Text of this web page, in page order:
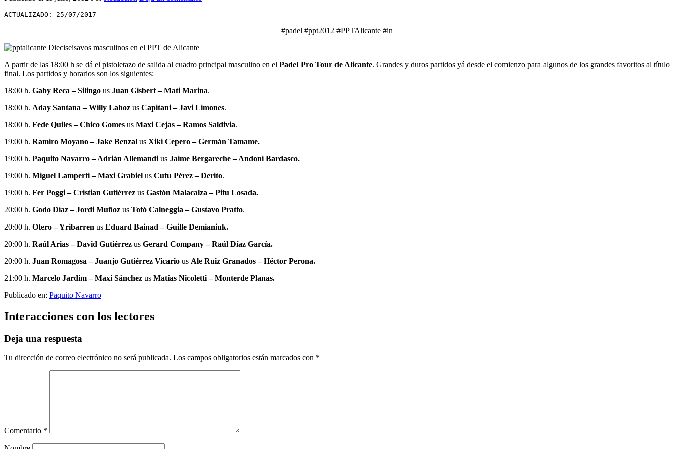
ACTUALIZADO: 25/07/2017
#padel #ppt2012 #PPTAlicante #in
A partir de las 18:00 h se dá el pistoletazo de salida al cuadro principal masculino en elPadel Pro Tour de Alicante. Grandes y duros partidos yá desde el comienzo para algunos de los grandes favoritos al título
final. Los partidos y horarios son los siguientes:
18:00 h. Gaby Reca – Silingo us Juan Gisbert – Mati Marina.
18:00 h. Aday Santana – Willy Lahoz us Capitani – Javi Limones.
18:00 h. Fede Quiles – Chico Gomes us Maxi Cejas – Ramos Saldivia.
19:00 h. Ramiro Moyano – Jake Benzal us Xiki Cepero – Germán Tamame.
19:00 h. Paquito Navarro – Adrián Allemandi us Jaime Bergareche – Andoni Bardasco.
19:00 h. Miguel Lamperti – Maxi Grabiel us Cutu Pérez – Derito.
19:00 h. Fer Poggi – Cristian Gutiérrez us Gastón Malacalza – Pitu Losada.
20:00 h. Godo Díaz – Jordi Muñoz us Totó Calneggia – Gustavo Pratto.
20:00 h. Otero – Yribarren us Eduard Bainad – Guille Demianiuk.
20:00 h. Raúl Arias – David Gutiérrez us Gerard Company – Raúl Díaz García.
20:00 h. Juan Romagosa – Juanjo Gutiérrez Vicario us Ale Ruiz Granados – Héctor Perona.
21:00 h. Marcelo Jardim – Maxi Sánchez us Matías Nicoletti – Monterde Planas.
Publicado en: Paquito Navarro
Interacciones con los lectores
Deja una respuesta
Tu dirección de correo electrónico no será publicada. Los campos obligatorios están marcados con *
Comentario *